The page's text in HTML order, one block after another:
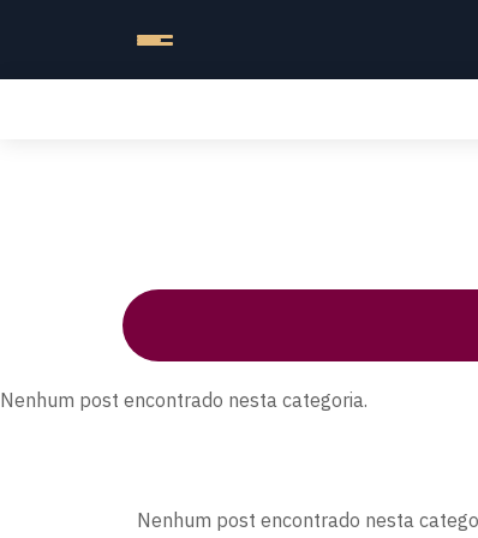
Nenhum post encontrado nesta categoria.
Nenhum post encontrado nesta